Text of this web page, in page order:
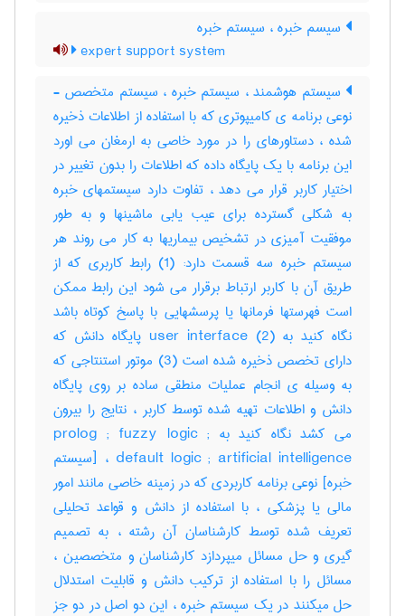
سیسم خبره ، سیستم خبره
expert support system
سیستم هوشمند ، سیستم خبره ، سیستم متخصص -
نوعی برنامه ی کامیپوتری که با استفاده از اطلاعات ذخیره
شده ، دستاورهای را در مورد خاصی به ارمغان می اورد
این برنامه با یک پایگاه داده که اطلاعات را بدون تغییر در
اختیار کاربر قرار می دهد ، تفاوت دارد سیستمهای خبره
به شکلی گسترده برای عیب یابی ماشینها و به طور
موفقیت آمیزی در تشخیص بیماریها به کار می روند هر
سیستم خبره سه قسمت دارد: (1) رابط کاربری که از
طریق آن با کاربر ارتباط برقرار می شود این رابط ممکن
است فهرستها فرمانها یا پرسشهایی با پاسخ کوتاه باشد
نگاه کنید به user interface (2) پایگاه دانش که
دارای تخصص ذخیره شده است (3) موتور استنتاجی که
به وسیله ی انجام عملیات منطقی ساده بر روی پایگاه
دانش و اطلاعات تهیه شده توسط کاربر ، نتایج را بیرون
می کشد نگاه کنید به prolog ; fuzzy logic ;
default logic ; artificial intelligence ، [سیستم
خبره] نوعی برنامه کاربردی که در زمینه خاصی مانند امور
مالی یا پزشکی ، با استفاده از دانش و قواعد تحلیلی
تعریف شده توسط کارشناسان آن رشته ، به تصمیم
گیری و حل مسائل میپردازد کارشناسان و متخصصین ،
مسائل را با استفاده از ترکیب دانش و قابلیت استدلال
حل میکنند در یک سیستم خبره ، این دو اصل در دو جز